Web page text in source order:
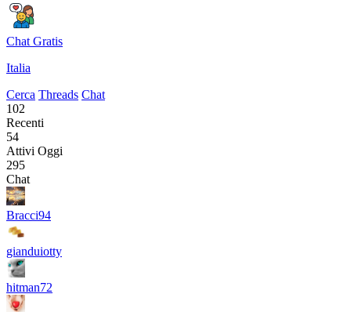
Chat Gratis
Italia
Cerca Threads Chat
102
Recenti
54
Attivi Oggi
295
Chat
Bracci94
gianduiotty
hitman72